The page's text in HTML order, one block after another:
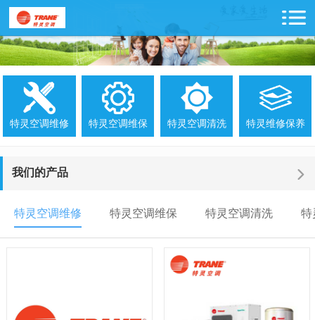
特灵空调维修 特灵空调维保 特灵空调清洗 特灵维修保养
我们的产品
特灵空调维修 特灵空调维保 特灵空调清洗 特